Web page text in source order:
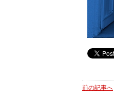
前の記事へ